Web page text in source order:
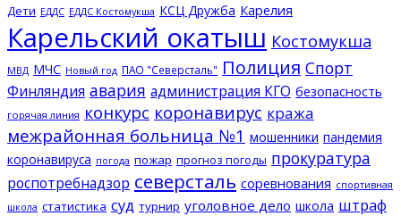
Дети ЕДДС ЕДДС Костомукша КСЦ Дружба Карелия
Карельский окатыш Костомукша
МВД МЧС Новый год ПАО "Северсталь" Полиция Спорт
Финляндия авария администрация КГО безопасность
горячая линия конкурс коронавирус кража
межрайонная больница №1 мошенники пандемия
коронавируса погода пожар прогноз погоды прокуратура
роспотребнадзор северсталь соревнования спортивная
школа статистика суд турнир уголовное дело школа штраф